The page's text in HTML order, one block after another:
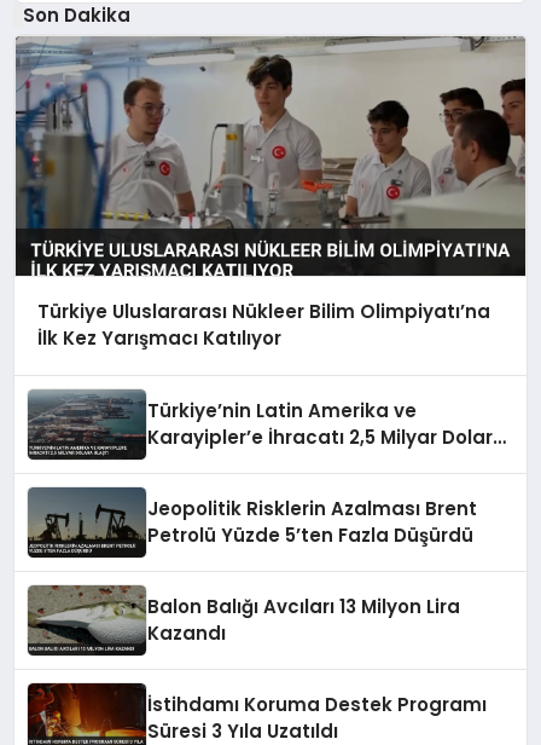
Son Dakika
Türkiye Uluslararası Nükleer Bilim Olimpiyatı’na
İlk Kez Yarışmacı Katılıyor
Türkiye’nin Latin Amerika ve
Karayipler’e İhracatı 2,5 Milyar Dolara
Jeopolitik Risklerin Azalması Brent
Petrolü Yüzde 5’ten Fazla Düşürdü
Balon Balığı Avcıları 13 Milyon Lira
Kazandı
İstihdamı Koruma Destek Programı
Süresi 3 Yıla Uzatıldı